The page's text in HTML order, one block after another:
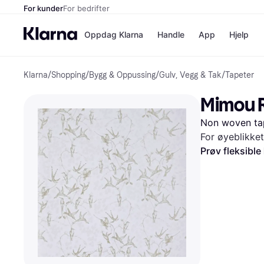
For kunderFor bedrifter
Oppdag Klarna
Betal nå
Betal i 3
Betal innen
Finansiering
Vipps
Handle
Butikker
App Hjelp
Klarna/Shopping/Bygg & Oppussing/Gulv, Vegg & Tak/Tapeter
Mimou
Non woven
For øyeblikket
Prøv